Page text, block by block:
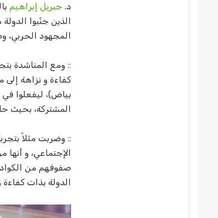
د. جبريل إبراهيم
الذين جنّبوا
المجهود الحربي،
:: ومع المناشدة
كفاءة و نزاهة
بياض)، ليفعلوا
المشتركة، بحيث
:: وضربت مثلاً
الإجتماعي، و
صفوفهم من
الدولة بذات